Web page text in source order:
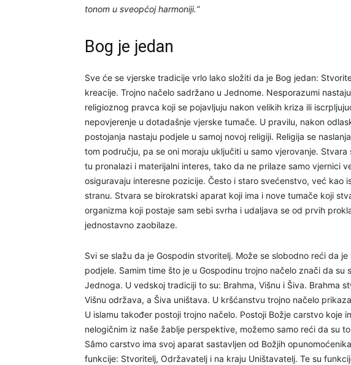
tonom u sveopćoj harmoniji.“
Bog je jedan
Sve će se vjerske tradicije vrlo lako složiti da je Bog jedan:
kreacije. Trojno načelo sadržano u Jednome. Nesporazumi
religioznog pravca koji se pojavljuju nakon velikih kriza ili
nepovjerenje u dotadašnje vjerske tumače. U pravilu, nakon
postojanja nastaju podjele u samoj novoj religiji. Religija se
tom području, pa se oni moraju uključiti u samo vjerovanje. Stvara
tu pronalazi i materijalni interes, tako da ne prilaze samo vjernici
osiguravaju interesne pozicije. Često i staro svećenstvo, već kao
stranu. Stvara se birokratski aparat koji ima i nove tumače koji
organizma koji postaje sam sebi svrha i udaljava se od prvih
jednostavno zaobilaze.
Svi se slažu da je Gospodin stvoritelj. Može se slobodno reći da
podjele. Samim time što je u Gospodinu trojno načelo znači da
Jednoga. U vedskoj tradiciji to su: Brahma, Višnu i Šiva. Brahma
Višnu održava, a Šiva uništava. U kršćanstvu trojno načelo
U islamu također postoji trojno načelo. Postoji Božje carstvo koje
nelogičnim iz naše žablje perspektive, možemo samo reći da su
Sâmo carstvo ima svoj aparat sastavljen od Božjih
funkcije: Stvoritelj, Održavatelj i na kraju Uništavatelj. Te su